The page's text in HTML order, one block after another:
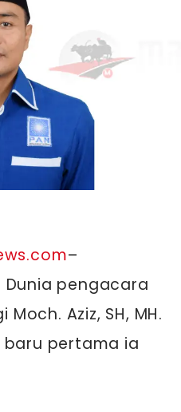
–
Dunia pengacara
Aziz, SH, MH.
pertama ia